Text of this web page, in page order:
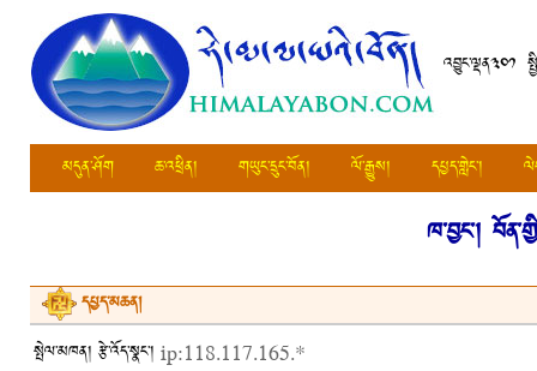
འབྱུང་ལྡན༣༠༡
མདུན་ཤོག ཆ་འཕྲིན། གཡུང་དྲུང་བོན། ལོ་རྒྱུས། དཔྱད་གླེང་།
ཁ་བྱང་།
དཔྱད་མཆན།
སྤེལ་མཁན། རྩེ་འོད་སྣང་། ip:118.117.165.*